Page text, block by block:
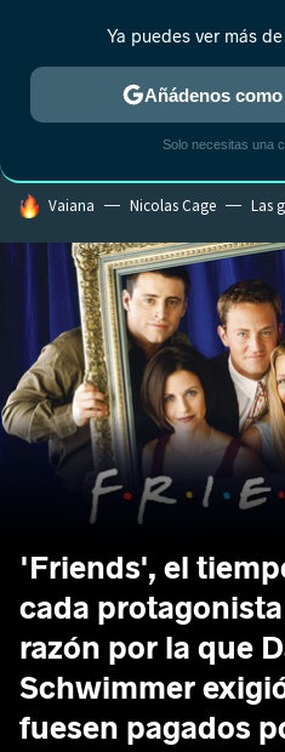
ESTRENOS REALITY
HOY SE HABLA DE
Vaiana Nicolas Cage Las
'Friends', el
cada
razón por la que
Schwimmer
fuesen pagados
Ya puedes ver más
Añádenos
Solo necesitas una